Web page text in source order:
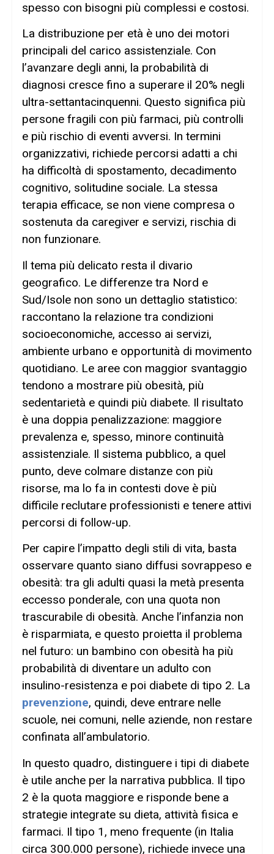
spesso con bisogni più complessi e costosi.
La distribuzione per età è uno dei motori
principali del carico assistenziale. Con
l’avanzare degli anni, la probabilità di
diagnosi cresce fino a superare il 20% negli
ultra-settantacinquenni. Questo significa più
persone fragili con più farmaci, più controlli
e più rischio di eventi avversi. In termini
organizzativi, richiede percorsi adatti a chi
ha difficoltà di spostamento, decadimento
cognitivo, solitudine sociale. La stessa
terapia efficace, se non viene compresa o
sostenuta da caregiver e servizi, rischia di
non funzionare.
Il tema più delicato resta il divario
geografico. Le differenze tra Nord e
Sud/Isole non sono un dettaglio statistico:
raccontano la relazione tra condizioni
socioeconomiche, accesso ai servizi,
ambiente urbano e opportunità di movimento
quotidiano. Le aree con maggior svantaggio
tendono a mostrare più obesità, più
sedentarietà e quindi più diabete. Il risultato
è una doppia penalizzazione: maggiore
prevalenza e, spesso, minore continuità
assistenziale. Il sistema pubblico, a quel
punto, deve colmare distanze con più
risorse, ma lo fa in contesti dove è più
difficile reclutare professionisti e tenere attivi
percorsi di follow-up.
Per capire l’impatto degli stili di vita, basta
osservare quanto siano diffusi sovrappeso e
obesità: tra gli adulti quasi la metà presenta
eccesso ponderale, con una quota non
trascurabile di obesità. Anche l’infanzia non
è risparmiata, e questo proietta il problema
nel futuro: un bambino con obesità ha più
probabilità di diventare un adulto con
insulino-resistenza e poi diabete di tipo 2. La
prevenzione, quindi, deve entrare nelle
scuole, nei comuni, nelle aziende, non restare
confinata all’ambulatorio.
In questo quadro, distinguere i tipi di diabete
è utile anche per la narrativa pubblica. Il tipo
2 è la quota maggiore e risponde bene a
strategie integrate su dieta, attività fisica e
farmaci. Il tipo 1, meno frequente (in Italia
circa 300.000 persone), richiede invece una